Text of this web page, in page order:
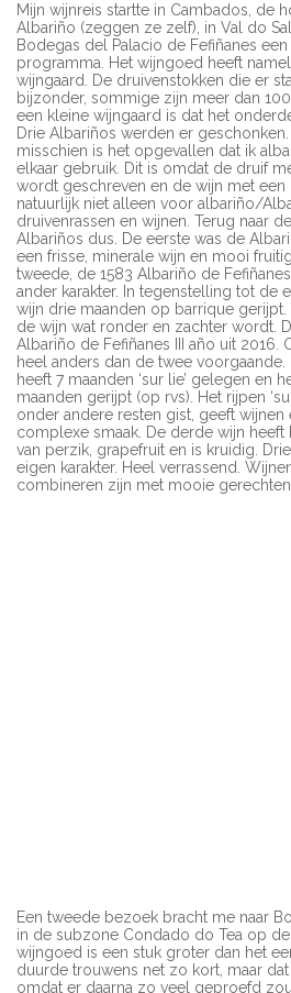
Mijn wijnreis startte in Cambados, de
Albariño (zeggen ze zelf), in Val do
Bodegas del Palacio de Fefiñanes
programma. Het wijngoed heeft
wijngaard. De druivenstokken die er
bijzonder, sommige zijn meer dan
een kleine wijngaard is dat het
Drie Albariños werden er
misschien is het opgevallen dat ik
elkaar gebruik. Dit is omdat de druif
wordt geschreven en de wijn met
natuurlijk niet alleen voor albariño/
druivenrassen en wijnen. Terug naar
Albariños dus. De eerste was de
een frisse, minerale wijn en mooi
tweede, de 1583 Albariño de
ander karakter. In tegenstelling tot de
wijn drie maanden op barrique
de wijn wat ronder en zachter wordt.
Albariño de Fefiñanes III año uit 2016.
heel anders dan de twee voorgaande.
heeft 7 maanden ‘sur lie’ gelegen en
maanden gerijpt (op rvs). Het rijpen
onder andere resten gist, geeft wijnen
complexe smaak. De derde wijn heeft
van perzik, grapefruit en is kruidig.
eigen karakter. Heel verrassend.
combineren zijn met mooie gerechten.
Een tweede bezoek bracht me naar
in de subzone Condado do Tea op
wijngoed is een stuk groter dan het
duurde trouwens net zo kort, maar
omdat er daarna zo veel geproefd